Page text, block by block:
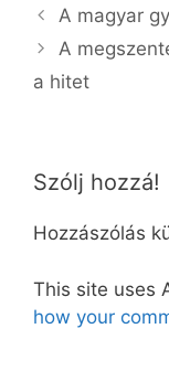
A magyar
A
a hitet
Szólj hozzá!
Hozzászólás
This site uses
how your